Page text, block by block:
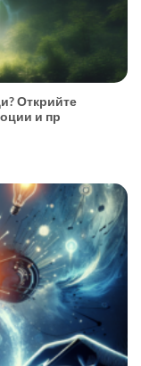
Открийте
и пр